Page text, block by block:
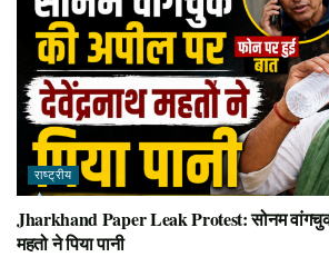
राष्ट्रीय
Jharkhand Paper Leak Protest: सोनम
महतो ने पिया पानी